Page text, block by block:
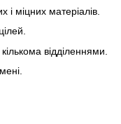
і міцних матеріалів.
відділеннями.